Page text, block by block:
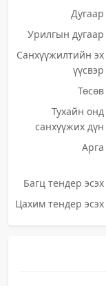
Дугаар
Урилгын дугаар
Санхүүжилтийн эх
үүсвэр
Төсөв
Тухайн онд
санхүүжих дүн
Арга
Багц тендер эсэх
Цахим тендер эсэх